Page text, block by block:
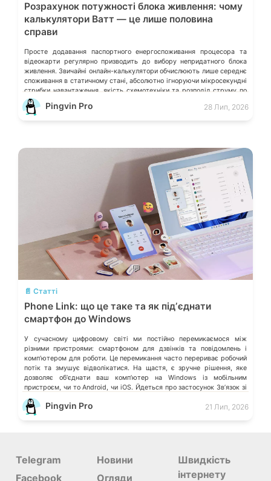
Розрахунок потужності блока живлення: чому
калькулятори Ватт — це лише половина
справи
Просте додавання паспортного енергоспоживання процесора та
відеокарти регулярно призводить до вибору непридатного блока
живлення. Звичайні онлайн-калькулятори обчислюють лише середнє
споживання в статичному стані, абсолютно ігноруючи мікросекундні
стрибки навантаження, якість схемотехніки та розподіл струму по
окремих лініях. Розберімо, які технічні параметри насправді
визначають надійність системи живлення та як правильно підібрати
Pingvin Pro 28 Лип, 2026
💬
📄 Статті
Phone Link: що це таке та як підʼєднати
смартфон до Windows
У сучасному цифровому світі ми постійно перемикаємося між
різними пристроями: смартфоном для дзвінків та повідомлень і
компʼютером для роботи. Це перемикання часто перериває робочий
потік та змушує відволікатися. На щастя, є зручне рішення, яке
дозволяє обʼєднати ваш компʼютер на Windows із мобільним
пристроєм, чи то Android, чи iOS. Йдеться про застосунок Звʼязок зі
смартфоном (Phone Link) від Microsoft, що перетворює ваш ПК на
своєрідний «міст» до функцій смартфона.
Pingvin Pro 21 Лип, 2026
Telegram
Facebook
Новини
Огляди
Швидкість
інтернету